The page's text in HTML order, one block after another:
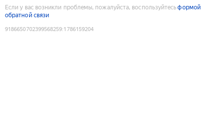
Если у вас возникли проблемы, пожалуйста, воспользуйтесьформой
обратной связи
9186650702399568259:1786159204